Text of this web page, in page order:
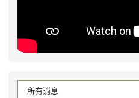
所有消息